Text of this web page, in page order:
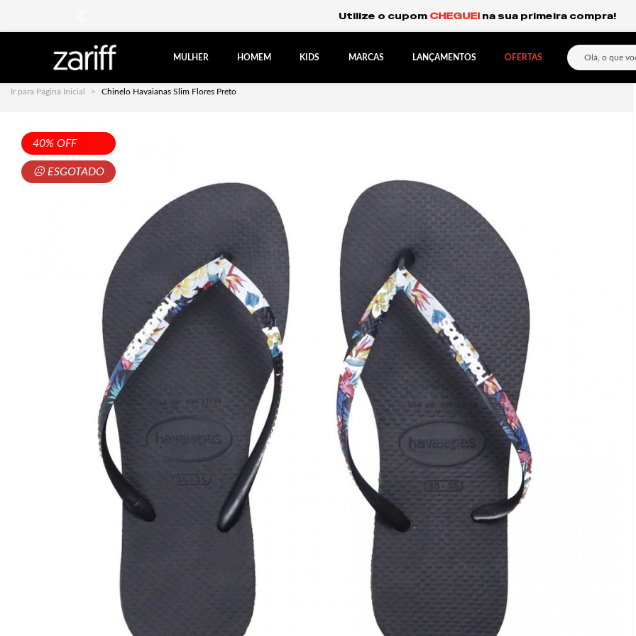
Frete Grátis Expresso para o Sul e São Paulo.
MULHER HOMEM KIDS MARCAS LANÇAMENTOS OFERTAS
Ir para Página Inicial Chinelo Havaianas Slim Flores Preto
40% OFF
☹ ESGOTADO